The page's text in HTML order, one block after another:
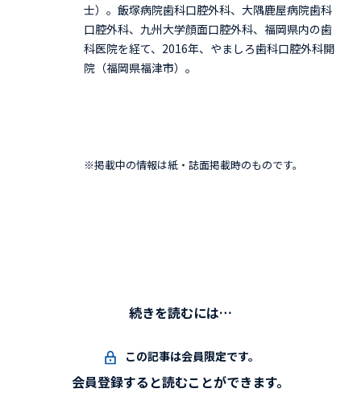
士）。飯塚病院歯科口腔外科、大隅鹿屋病院歯科
口腔外科、九州大学顔面口腔外科、福岡県内の歯
科医院を経て、2016年、やましろ歯科口腔外科開
院（福岡県福津市）。
※掲載中の情報は紙・誌面掲載時のものです。
続きを読むには…
この記事は会員限定です。
会員登録すると読むことができます。